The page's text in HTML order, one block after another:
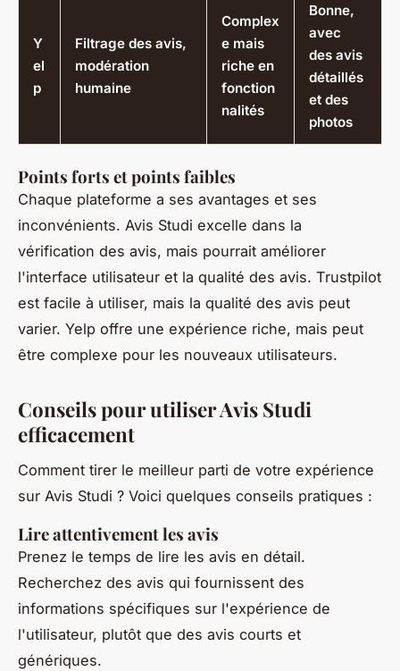
Y
el
p
Filtrage des avis,
modération
humaine
Complex
e mais
riche en
fonction
nalités
Bonne,
avec
des avis
détaillés
et des
photos
Points forts et points faibles
Chaque plateforme a ses avantages et ses
inconvénients. Avis Studi excelle dans la
vérification des avis, mais pourrait améliorer
l'interface utilisateur et la qualité des avis. Trustpilot
est facile à utiliser, mais la qualité des avis peut
varier. Yelp offre une expérience riche, mais peut
être complexe pour les nouveaux utilisateurs.
Conseils pour utiliser Avis Studi
efficacement
Comment tirer le meilleur parti de votre expérience
sur Avis Studi ? Voici quelques conseils pratiques :
Lire attentivement les avis
Prenez le temps de lire les avis en détail.
Recherchez des avis qui fournissent des
informations spécifiques sur l'expérience de
l'utilisateur, plutôt que des avis courts et
génériques.